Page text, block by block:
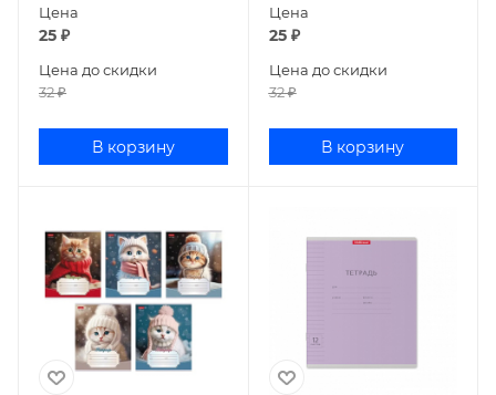
Цена
25 ₽
Цена до скидки
32₽
В корзину
Цена
25₽
Цена до скидки
32₽
В корзину